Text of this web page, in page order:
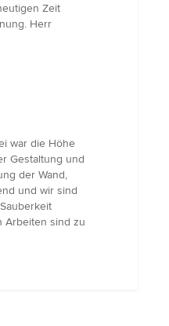
Zeit
Herr
war die Höhe
Gestaltung und
der Wand,
und wir sind
Arbeiten sind zu